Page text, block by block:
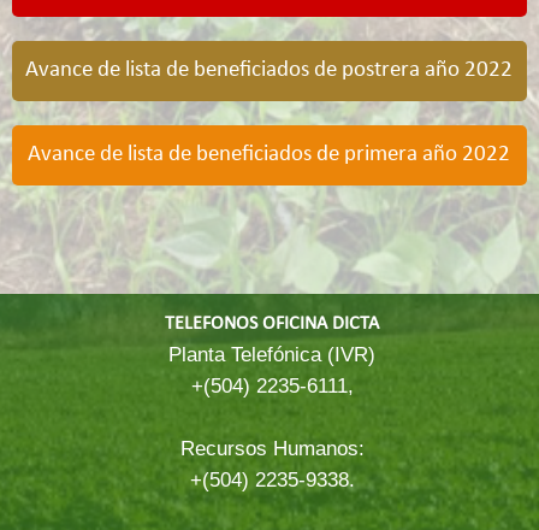
Avance de lista de beneficiados de postrera año 2022
Avance de lista de beneficiados de primera año 2022
TELEFONOS OFICINA DICTA
Planta Telefónica (IVR)
+(504) 2235-6111,
Recursos Humanos:
+(504) 2235-9338.